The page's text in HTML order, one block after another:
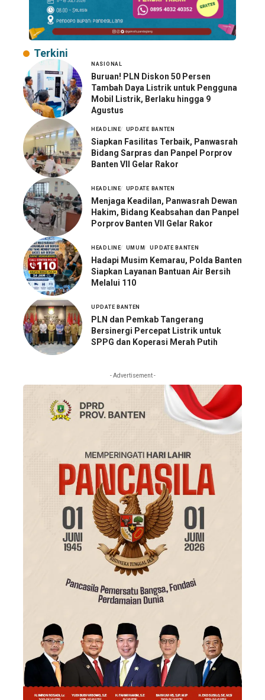
Terkini
NASIONAL
Buruan! PLN Diskon 50 Persen
Tambah Daya Listrik untuk Pengguna
Mobil Listrik, Berlaku hingga 9
Agustus
HEADLINE UPDATE BANTEN
Siapkan Fasilitas Terbaik, Panwasrah
Bidang Sarpras dan Panpel Porprov
Banten VII Gelar Rakor
HEADLINE UPDATE BANTEN
Menjaga Keadilan, Panwasrah Dewan
Hakim, Bidang Keabsahan dan Panpel
Porprov Banten VII Gelar Rakor
HEADLINE UMUM UPDATE BANTEN
Hadapi Musim Kemarau, Polda Banten
Siapkan Layanan Bantuan Air Bersih
Melalui 110
UPDATE BANTEN
PLN dan Pemkab Tangerang
Bersinergi Percepat Listrik untuk
SPPG dan Koperasi Merah Putih
- Advertisement -